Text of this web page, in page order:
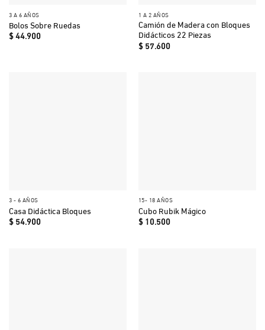
3 A 6 AÑOS
Bolos Sobre Ruedas
$44.900
1 A 2 AÑOS
Camión de Madera con Bloques
Didácticos 22 Piezas
$57.600
3 - 6 AÑOS
Casa Didáctica Bloques
$54.900
15- 18 AÑOS
Cubo Rubik Mágico
$10.500